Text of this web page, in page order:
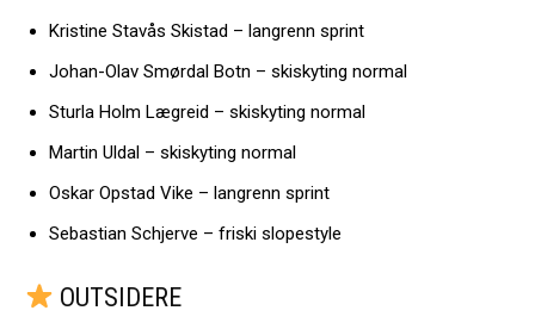
Kristine Stavås Skistad – langrenn sprint
Johan-Olav Smørdal Botn – skiskyting normal
Sturla Holm Lægreid – skiskyting normal
Martin Uldal – skiskyting normal
Oskar Opstad Vike – langrenn sprint
Sebastian Schjerve – friski slopestyle
OUTSIDERE